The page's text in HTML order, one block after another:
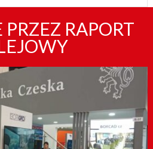
PRZEZ RAPORT